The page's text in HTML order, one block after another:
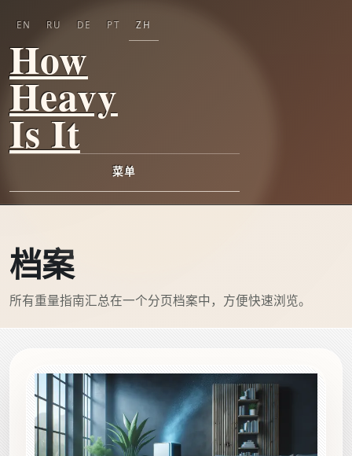
How
Heavy
Is It
菜单
EN RU DE PT ZH
档案
所有重量指南汇总在一个分页档案中，方便快速浏览。